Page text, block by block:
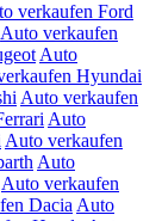
verkaufen Ford
Auto verkaufen
Auto
Hyundai
Auto verkaufen
Auto
Auto verkaufen
Auto
Auto verkaufen
Dacia Auto